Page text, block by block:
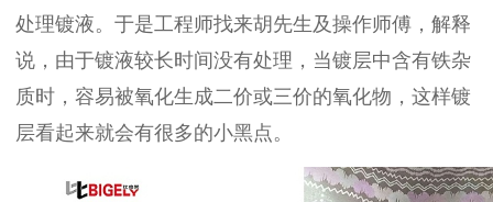
处理镀液。于是工程师找来胡先生及操作师傅，解释
说，由于镀液较长时间没有处理，当镀层中含有铁杂
质时，容易被氧化生成二价或三价的氧化物，这样镀
层看起来就会有很多的小黑点。